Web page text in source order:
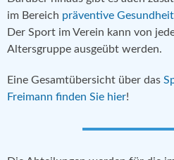
im Bereich präventive
Der Sport im Verein kann von
Altersgruppe ausgeübt werden.
Eine Gesamtübersicht über das
Freimann finden Sie hier!